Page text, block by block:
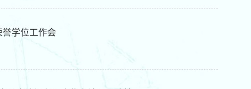
学位工作会